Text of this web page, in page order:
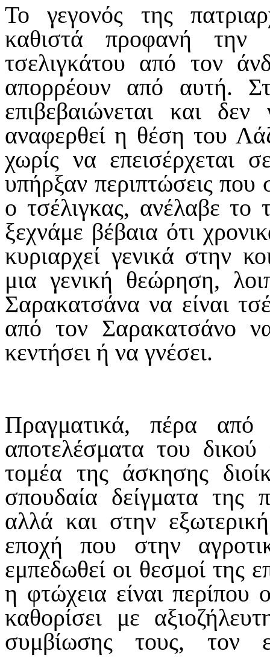
Το γεγονός της
καθιστά προφανή την
τσελιγκάτου από τον
απορρέουν από αυτή.
επιβεβαιώνεται και
αναφερθεί η θέση του
χωρίς να επεισέρχεται
υπήρξαν περιπτώσεις που
ο τσέλιγκας, ανέλαβε
ξεχνάμε βέβαια ότι
κυριαρχεί γενικά στην
μια γενική θεώρηση,
Σαρακατσάνα να είναι
από τον Σαρακατσάνο
κεντήσει ή να γνέσει.
Πραγματικά, πέρα
αποτελέσματα του
τομέα της άσκησης
σπουδαία δείγματα της
αλλά και στην
εποχή που στην
εμπεδωθεί οι θεσμοί της
η φτώχεια είναι περίπου
καθορίσει με
συμβίωσης τους, τον